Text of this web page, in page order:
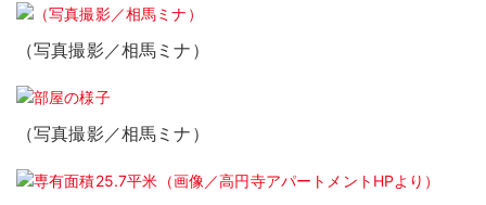
（写真撮影／相馬ミナ）
（写真撮影／相馬ミナ）